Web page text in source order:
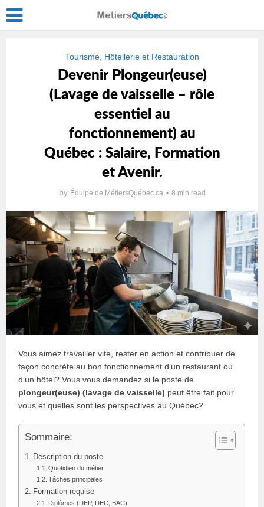
Tourisme, Hôtellerie et Restauration
Devenir Plongeur(euse)
(Lavage de vaisselle – rôle
essentiel au
fonctionnement) au
Québec : Salaire, Formation
et Avenir.
by Équipe de MétiersQuébec.ca 8 min read
Vous aimez travailler vite, rester en action et contribuer de
façon concrète au bon fonctionnement d’un restaurant ou
d’un hôtel? Vous vous demandez si le poste de
plongeur(euse) (lavage de vaisselle) peut être fait pour
vous et quelles sont les perspectives au Québec?
Sommaire:
Description du poste
Quotidien du métier
Tâches principales
Formation requise
Diplômes (DEP, DEC, BAC)